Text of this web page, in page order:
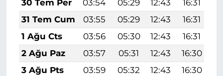
30 Tem Per
03:54 05:29 12:43 16:31
31 Tem Cum
03:55 05:29 12:43 16:31
1 Ağu Cts
03:56 05:30 12:43 16:31
2 Ağu Paz
03:57 05:31 12:43 16:30
3 Ağu Pts
03:59 05:32 12:43 16:30